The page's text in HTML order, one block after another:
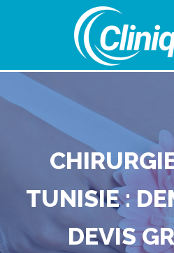
TUNISIE :
DEVIS